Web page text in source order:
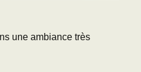
une ambiance très